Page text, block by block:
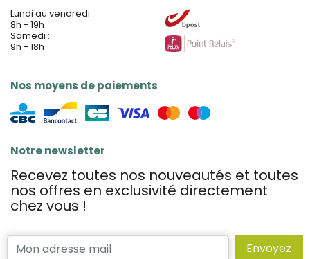
Lundi au vendredi :
8h - 19h
Samedi :
9h - 18h
Nos moyens de paiements
Notre newsletter
Recevez toutes nos nouveautés et toutes
nos offres en exclusivité directement
chez vous !
Envoyez